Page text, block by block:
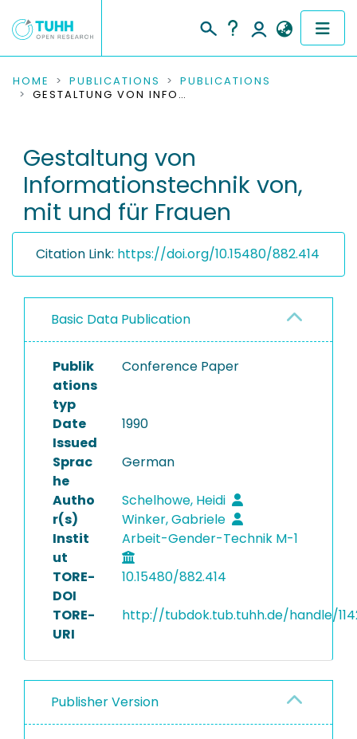
COMMUNITIES & COLLECTIONS
RESEARCH DATA
PEOPLE
INSTITUTIONS
PROJECTS
HOME PUBLICATIONS
PUBLICATIONS
GESTALTUNG VON INFORMATIONSTECHNIK VON, MIT UND FÜR FRAUEN
Gestaltung von
Informationstechnik von,
mit und für Frauen
Citation Link: https://doi.org/10.15480/882.414
Basic Data Publication
Publik
ations
typ
Conference Paper
Date
Issued
1990
Sprac
he
German
Autho
r(s)
Schelhowe, Heidi
Winker, Gabriele
Instit
ut
Arbeit-Gender-Technik M-1
TORE-
DOI
10.15480/882.414
TORE-
URI
http://tubdok.tub.tuhh.de/handle/
Publisher Version